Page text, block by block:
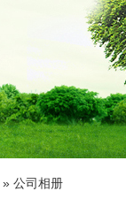
» 公司相册